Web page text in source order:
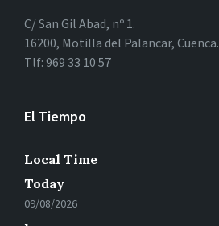
C/ San Gil Abad, nº 1.
16200, Motilla del Palancar, Cuenca.
Tlf: 969 33 10 57
El Tiempo
Local Time
Today
09/08/2026